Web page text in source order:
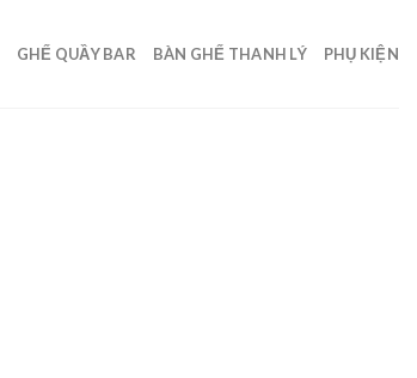
GHẾ QUẦY BAR BÀN GHẾ THANH LÝ PHỤ KIỆN